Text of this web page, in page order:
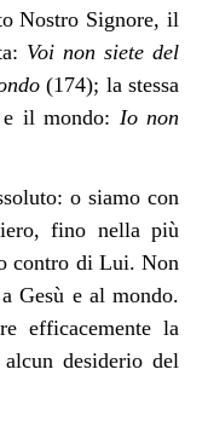
Nostro Signore, il
Voi non siete del
(174); la stessa
e il mondo: Io non
o siamo con
fino nella più
contro di Lui. Non
Gesù e al mondo.
efficacemente la
desiderio del